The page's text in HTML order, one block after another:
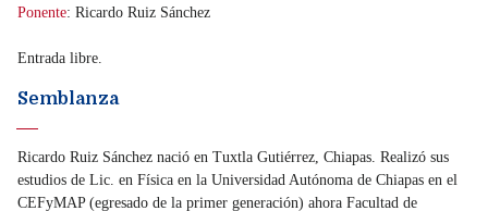
Ponente: Ricardo Ruiz Sánchez
Entrada libre.
Semblanza
Ricardo Ruiz Sánchez nació en Tuxtla Gutiérrez, Chiapas. Realizó sus
estudios de Lic. en Física en la Universidad Autónoma de Chiapas en el
CEFyMAP (egresado de la primer generación) ahora Facultad de